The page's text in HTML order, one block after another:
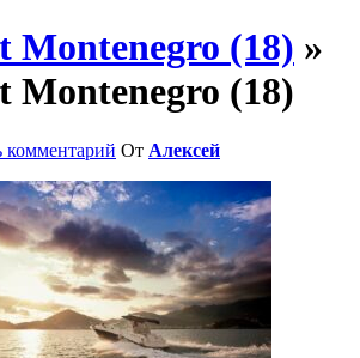
Montenegro (18) »
Montenegro (18)
комментарий От Алексей